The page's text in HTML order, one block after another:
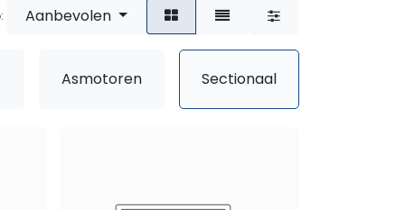
Aanbevolen
Asmotoren Sectionaal